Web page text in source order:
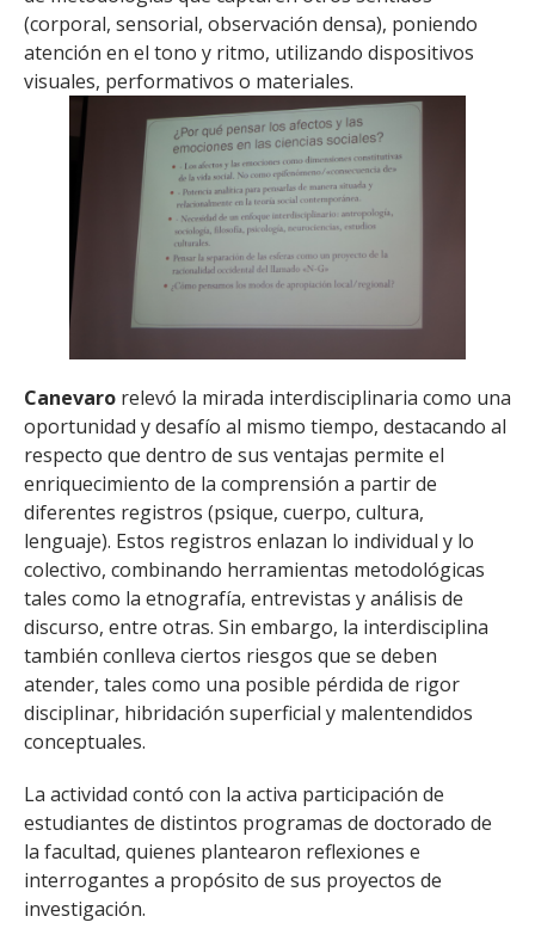
(corporal, sensorial, observación densa), poniendo
atención en el tono y ritmo, utilizando dispositivos
visuales, performativos o materiales.
Canevaro relevó la mirada interdisciplinaria como una
oportunidad y desafío al mismo tiempo, destacando al
respecto que dentro de sus ventajas permite el
enriquecimiento de la comprensión a partir de
diferentes registros (psique, cuerpo, cultura,
lenguaje). Estos registros enlazan lo individual y lo
colectivo, combinando herramientas metodológicas
tales como la etnografía, entrevistas y análisis de
discurso, entre otras. Sin embargo, la interdisciplina
también conlleva ciertos riesgos que se deben
atender, tales como una posible pérdida de rigor
disciplinar, hibridación superficial y malentendidos
conceptuales.
La actividad contó con la activa participación de
estudiantes de distintos programas de doctorado de
la facultad, quienes plantearon reflexiones e
interrogantes a propósito de sus proyectos de
investigación.